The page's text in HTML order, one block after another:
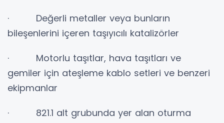
· Değerli metaller veya bunların
bileşenlerini içeren taşıyıcılı katalizörler
· Motorlu taşıtlar, hava taşıtları ve
gemiler için ateşleme kablo setleri ve benzeri
ekipmanlar
· 821.1 alt grubunda yer alan oturma